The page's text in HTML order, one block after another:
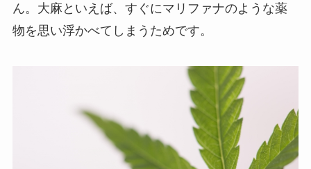
ん。大麻といえば、すぐにマリファナのような薬
物を思い浮かべてしまうためです。